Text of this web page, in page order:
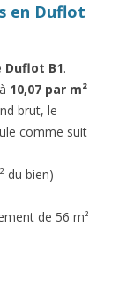
en Duflot
Duflot B1.
à 10,07 par m²
brut, le
comme suit
du bien)
de 56 m²